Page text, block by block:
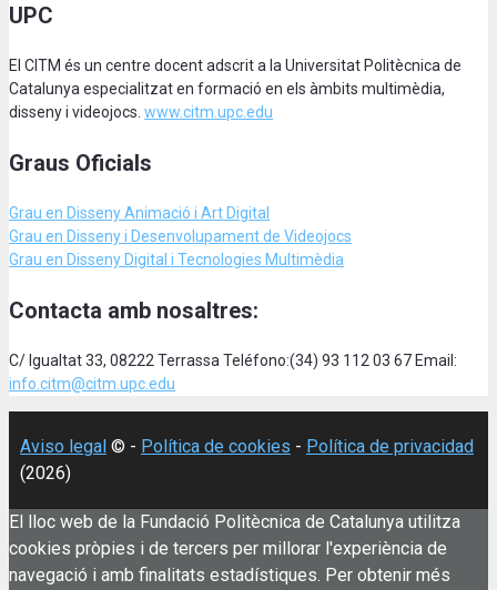
UPC
El CITM és un centre docent adscrit a la Universitat Politècnica de
Catalunya especialitzat en formació en els àmbits multimèdia,
disseny i videojocs. www.citm.upc.edu
Graus Oficials
Grau en Disseny Animació i Art Digital
Grau en Disseny i Desenvolupament de Videojocs
Grau en Disseny Digital i Tecnologies Multimèdia
Contacta amb nosaltres:
C/ Igualtat 33, 08222 Terrassa Teléfono:(34) 93 112 03 67 Email:
info.citm@citm.upc.edu
Aviso legal © - Política de cookies - Política de privacidad
(2026)
El lloc web de la Fundació Politècnica de Catalunya utilitza
cookies pròpies i de tercers per millorar l'experiència de
navegació i amb finalitats estadístiques. Per obtenir més